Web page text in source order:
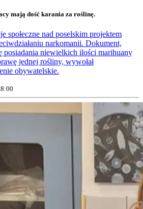
mają dość karania za roślinę.
społeczne nad poselskim projektem
narkomanii. Dokument,
posiadania niewielkich ilości marihuany
jednej rośliny, wywołał
obywatelskie.